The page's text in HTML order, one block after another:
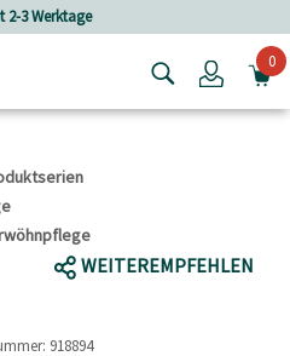
Login0
WEITEREMPFEHLEN
918894